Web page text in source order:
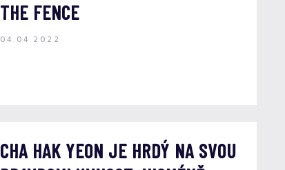
THE FENCE
04.04.2022
CHA HAK YEON JE HRDÝ NA SVOU